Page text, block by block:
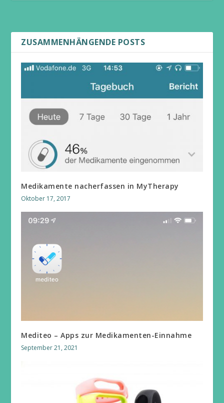
ZUSAMMENHÄNGENDE POSTS
Medikamente nacherfassen in MyTherapy
Oktober 17, 2017
Mediteo – Apps zur Medikamenten-Einnahme
September 21, 2021